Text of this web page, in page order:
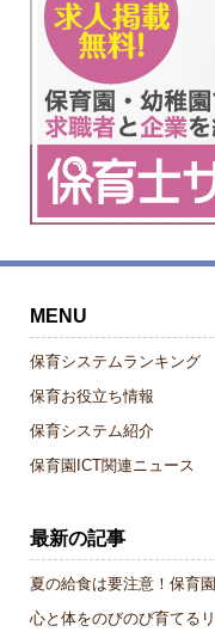
MENU
保育システムランキング
保育お役立ち情報
保育システム紹介
保育園ICT関連ニュース
最新の記事
夏の給食は要注意！保育
心と体をのびのび育てる